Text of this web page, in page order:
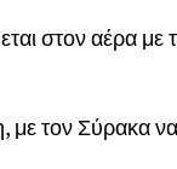
στον αέρα
τον Σύρακα